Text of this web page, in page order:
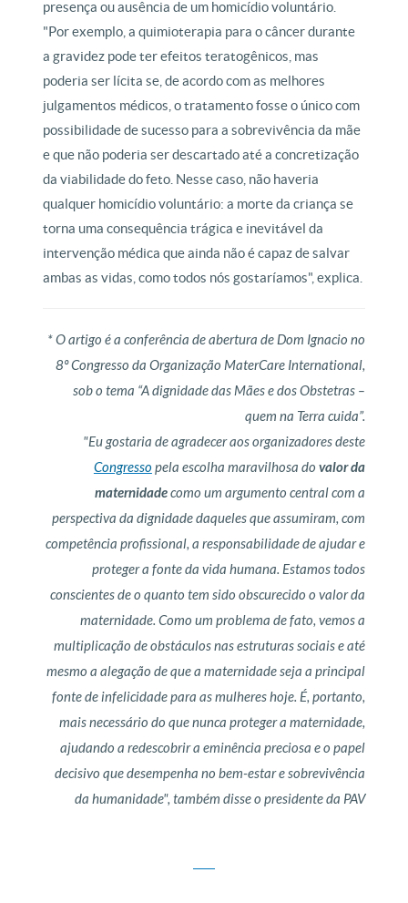
presença ou ausência de um homicídio voluntário.
"Por exemplo, a quimioterapia para o câncer durante
a gravidez pode ter efeitos teratogênicos, mas
poderia ser lícita se, de acordo com as melhores
julgamentos médicos, o tratamento fosse o único com
possibilidade de sucesso para a sobrevivência da mãe
e que não poderia ser descartado até a concretização
da viabilidade do feto. Nesse caso, não haveria
qualquer homicídio voluntário: a morte da criança se
torna uma consequência trágica e inevitável da
intervenção médica que ainda não é capaz de salvar
ambas as vidas, como todos nós gostaríamos", explica.
* O artigo é a conferência de abertura de Dom Ignacio no
8º Congresso da Organização MaterCare International,
sob o tema “A dignidade das Mães e dos Obstetras –
quem na Terra cuida”.
"Eu gostaria de agradecer aos organizadores deste
Congressopela escolha maravilhosa do valor da
maternidadecomo um argumento central com a
perspectiva da dignidade daqueles que assumiram, com
competência profissional, a responsabilidade de ajudar e
proteger a fonte da vida humana. Estamos todos
conscientes de o quanto tem sido obscurecido o valor da
maternidade. Como um problema de fato, vemos a
multiplicação de obstáculos nas estruturas sociais e até
mesmo a alegação de que a maternidade seja a principal
fonte de infelicidade para as mulheres hoje. É, portanto,
mais necessário do que nunca proteger a maternidade,
ajudando a redescobrir a eminência preciosa e o papel
decisivo que desempenha no bem-estar e sobrevivência
da humanidade", também disse o presidente da PAV